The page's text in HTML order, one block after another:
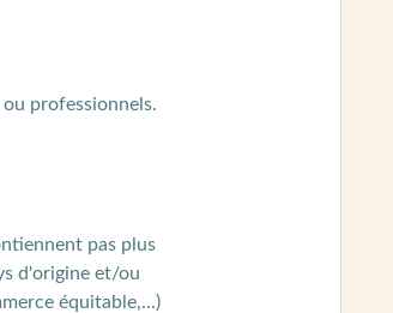
professionnels.
pas plus
d'origine et/ou
équitable,...)